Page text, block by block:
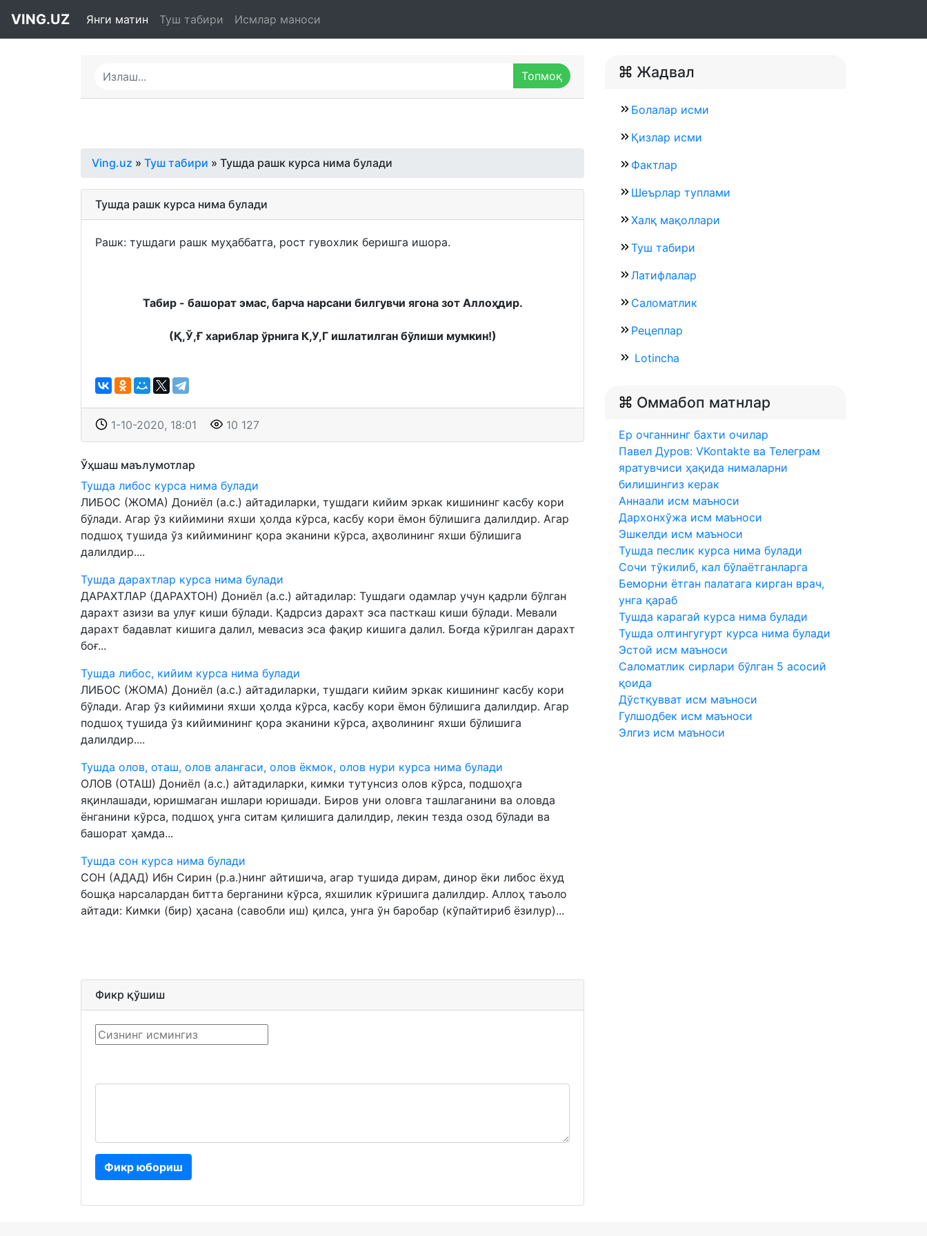
VING.UZ Янги матин Туш табири Исмлар маноси
Ving.uz » Туш табири » Тушда рашк курса нима булади
Тушда рашк курса нима булади
Рашк: тушдаги рашк муҳаббатга, рост гувохлик беришга ишора.
Табир - башорат эмас, барча нарсани билгувчи ягона зот Аллоҳдир.
(Қ,Ў,Ғ хариблар ўрнига К,У,Г ишлатилган бўлиши мумкин!)
1-10-2020, 18:01 10 127
Ўҳшаш маълумотлар
Тушда либос курса нима булади
ЛИБОС (ЖОМА) Дониёл (а.с.) айтадиларки, тушдаги кийим эркак кишининг касбу кори
бўлади. Агар ўз кийимини яхши ҳолда кўрса, касбу кори ёмон бўлишига далилдир. Агар
подшоҳ тушида ўз кийимининг қора эканини кўрса, аҳволининг яхши бўлишига
далилдир....
Тушда дарахтлар курса нима булади
ДАРАХТЛАР (ДАРАХТОН) Дониёл (а.с.) айтадилар: Тушдаги одамлар учун қадрли бўлган
дарахт азизи ва улуғ киши бўлади. Қадрсиз дарахт эса пасткаш киши бўлади. Мевали
дарахт бадавлат кишига далил, мевасиз эса фақир кишига далил. Боғда кўрилган дарахт
боғ...
Тушда либос, кийим курса нима булади
ЛИБОС (ЖОМА) Дониёл (а.с.) айтадиларки, тушдаги кийим эркак кишининг касбу кори
бўлади. Агар ўз кийимини яхши ҳолда кўрса, касбу кори ёмон бўлишига далилдир. Агар
подшоҳ тушида ўз кийимининг қора эканини кўрса, аҳволининг яхши бўлишига
далилдир....
Тушда олов, оташ, олов алангаси, олов ёкмок, олов нури курса нима булади
ОЛОВ (ОТАШ) Дониёл (а.с.) айтадиларки, кимки тутунсиз олов кўрса, подшоҳга
яқинлашади, юришмаган ишлари юришади. Биров уни оловга ташлаганини ва оловда
ёнганини кўрса, подшоҳ унга ситам қилишига далилдир, лекин тезда озод бўлади ва
башорат ҳамда...
Тушда сон курса нима булади
СОН (АДАД) Ибн Сирин (р.а.)нинг айтишича, агар тушида дирам, динор ёки либос ёхуд
бошқа нарсалардан битта берганини кўрса, яхшилик кўришига далилдир. Аллоҳ таъоло
айтади: Кимки (бир) ҳасана (савобли иш) қилса, унга ўн баробар (кўпайтириб ёзилур)...
Фикр қўшиш
Фикр юбориш
Жадвал
Болалар исми
Қизлар исми
Фактлар
Шеърлар туплами
Халқ мақоллари
Туш табири
Латифлалар
Саломатлик
Рецеплар
Lotincha
Оммабоп матнлар
Ер очганнинг бахти очилар
Павел Дуров: VKontakte ва Телеграм
яратувчиси ҳақида нималарни
билишингиз керак
Аннаали исм маъноси
Дархонхўжа исм маъноси
Эшкелди исм маъноси
Тушда песлик курса нима булади
Сочи тўкилиб, кал бўлаётганларга
Беморни ётган палатага кирган врач,
унга қараб
Тушда карагай курса нима булади
Тушда олтингугурт курса нима булади
Эстой исм маъноси
Саломатлик сирлари бўлган 5 асосий
қоида
Дўстқувват исм маъноси
Гулшодбек исм маъноси
Элгиз исм маъноси